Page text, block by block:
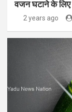
वजन घटाने के
2 years ago